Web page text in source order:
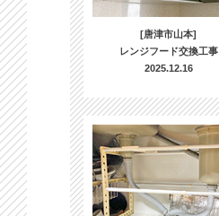
[唐津市山本]
レンジフード交換工事
2025.12.16